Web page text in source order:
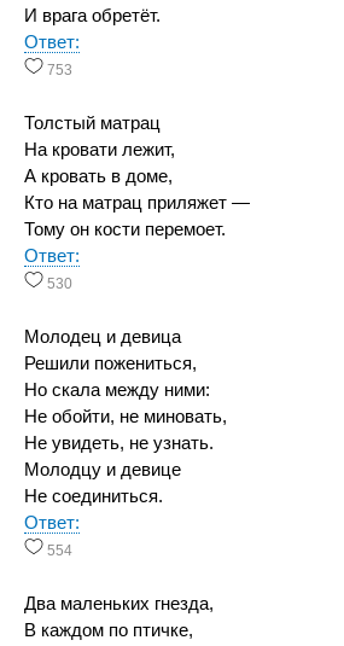
И врага обретёт.
Ответ:
753
Толстый матрац
На кровати лежит,
А кровать в доме,
Кто на матрац приляжет —
Тому он кости перемоет.
Ответ:
530
Молодец и девица
Решили пожениться,
Но скала между ними:
Не обойти, не миновать,
Не увидеть, не узнать.
Молодцу и девице
Не соединиться.
Ответ:
554
Два маленьких гнезда,
В каждом по птичке,